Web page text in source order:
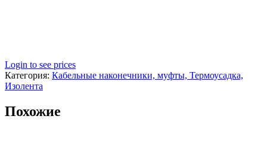
Login to see prices
Категория: Кабельные наконечники, муфты, Термоусадка,
Изолента
Похожие